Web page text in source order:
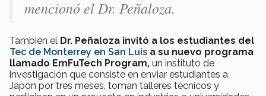
mencionó el Dr. Peñaloza.
También el Dr. Peñaloza invitó a los estudiantes del
Tec de Monterrey en San Luis a su nuevo programa
llamado EmFuTech Program, un instituto de
investigación que consiste en enviar estudiantes a
Japón por tres meses, toman talleres técnicos y